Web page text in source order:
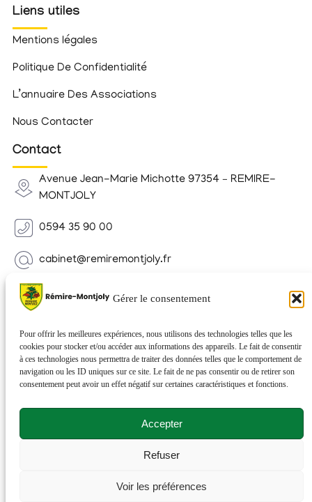
Gérer le consentement
Pour offrir les meilleures expériences, nous utilisons des technologies telles que les
cookies pour stocker et/ou accéder aux informations des appareils. Le fait de consentir
à ces technologies nous permettra de traiter des données telles que le comportement de
navigation ou les ID uniques sur ce site. Le fait de ne pas consentir ou de retirer son
consentement peut avoir un effet négatif sur certaines caractéristiques et fonctions.
Accepter
Refuser
Voir les préférences
Liens utiles
Mentions légales
Politique De Confidentialité
L’annuaire Des Associations
Nous Contacter
Contact
Avenue Jean-Marie Michotte 97354 – REMIRE-
MONTJOLY
0594 35 90 00
cabinet@remiremontjoly.fr
Newsletter
nouvelles de votre commune.
réalisé parNetactions